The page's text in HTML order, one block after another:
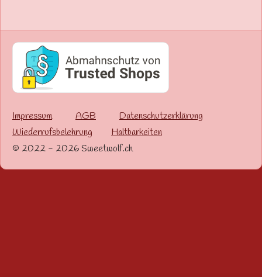
Impressum AGB
Datenschutzerklärung
Wiederrufsbelehrung
Haltbarkeiten
© 2022 - 2026 Sweetwolf.ch